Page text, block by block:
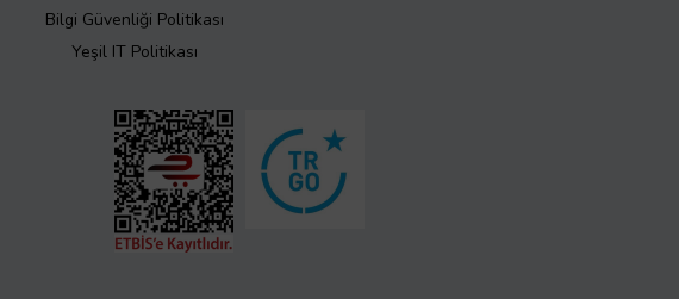
Bilgi Güvenliği Politikası
Yeşil IT Politikası